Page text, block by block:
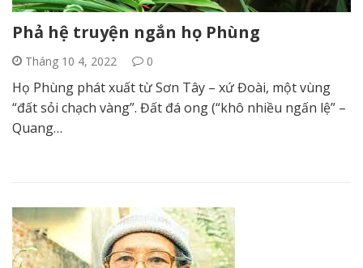
Phả hệ truyện ngắn họ Phùng
Tháng 10 4, 2022 0
Họ Phùng phát xuất từ Sơn Tây – xứ Đoài, một vùng
“đất sỏi chạch vàng”. Đất đá ong (“khô nhiều ngấn lệ” –
Quang…